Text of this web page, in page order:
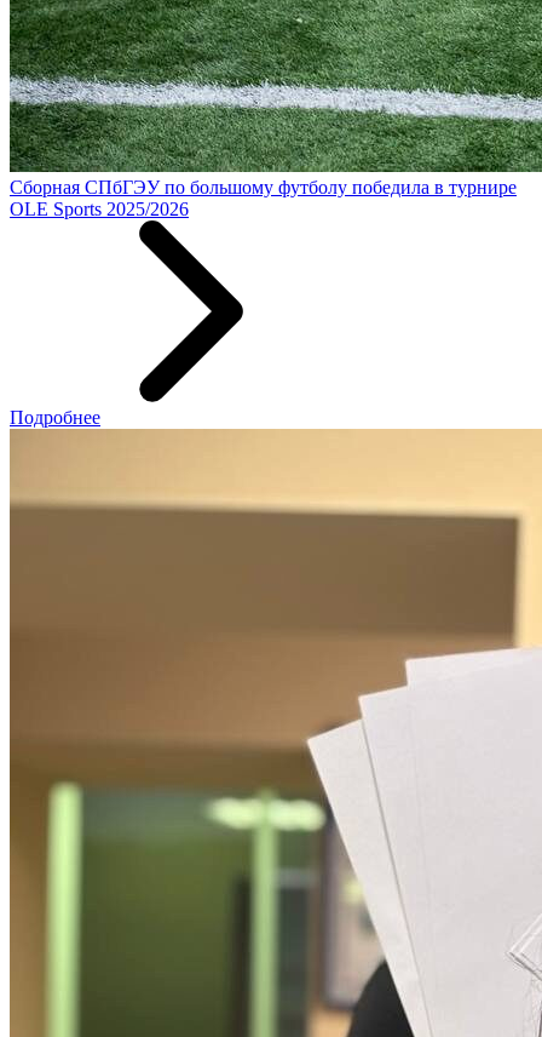
Сборная СПбГЭУ по большому футболу победила в турнире
OLE Sports 2025/2026
Подробнее